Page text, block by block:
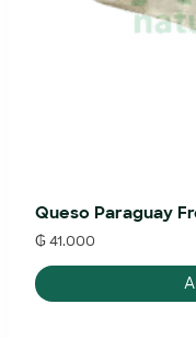
Queso Paraguay
₲41.000